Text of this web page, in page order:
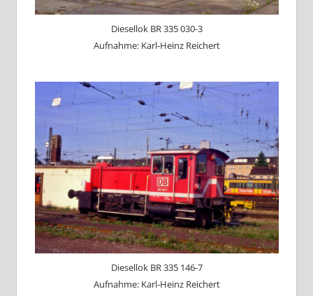
Diesellok BR 335 030-3
Aufnahme: Karl-Heinz Reichert
Diesellok BR 335 146-7
Aufnahme: Karl-Heinz Reichert